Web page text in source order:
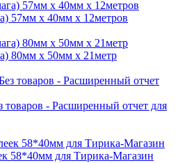
57мм x 40мм х 12метров
80мм x 50мм х 21метр
- Расширенный отчет для
58*40мм для Тирика-Магазин